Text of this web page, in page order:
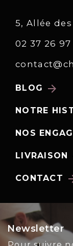
5, Allée
02 37 26 97
BLOG arrow_forward
NOTRE
NOS
LIVRAISON
CONTACT
Newsletter